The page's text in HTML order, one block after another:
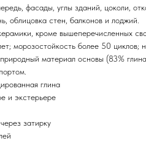
фасады, углы зданий, цоколи,
облицовка стен, балконов и лоджий.
кроме вышеперечисленных
морозостойкость более 50 циклов;
материал основы (83%
глина
и экстерьере
затирку